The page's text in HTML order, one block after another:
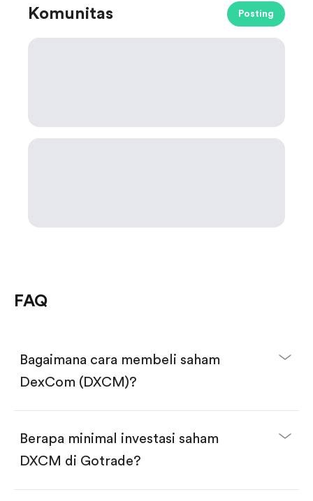
Komunitas Posting
FAQ
Bagaimana cara membeli saham
DexCom (DXCM)?
Berapa minimal investasi saham
DXCM di Gotrade?